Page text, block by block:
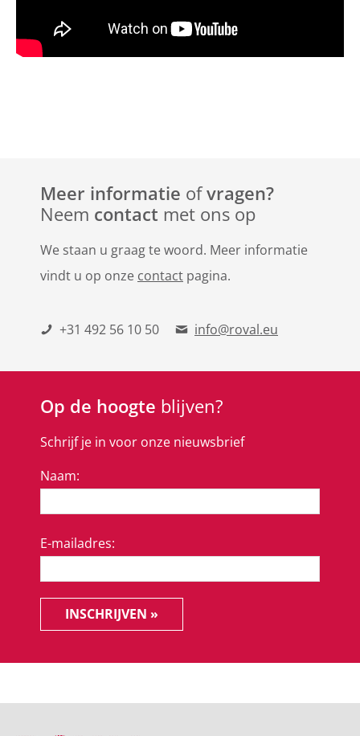
Meer informatie ofvragen?
Neem contact met ons op
We staan u graag te woord. Meer informatie
vindt u op onze contact pagina.
+31 492 56 10 50 info@roval.eu
Op de hoogte blijven?
Schrijf je in voor onze nieuwsbrief
Naam:
E-mailadres:
INSCHRIJVEN »